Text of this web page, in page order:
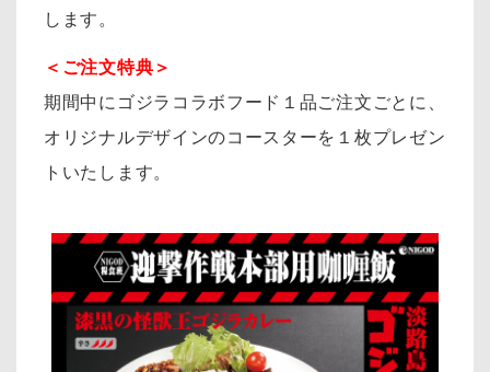
します。
＜ご注文特典＞
期間中にゴジラコラボフード１品ご注文ごとに、
オリジナルデザインのコースターを１枚プレゼン
トいたします。